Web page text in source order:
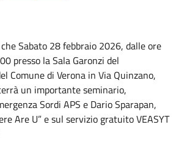
Sabato 28 febbraio 2026, dalle ore
presso la Sala Garonzi del
Comune di Verona in Via Quinzano,
un importante seminario,
Sordi APS e Dario Sparapan,
Are U” e sul servizio gratuitoVEASYT